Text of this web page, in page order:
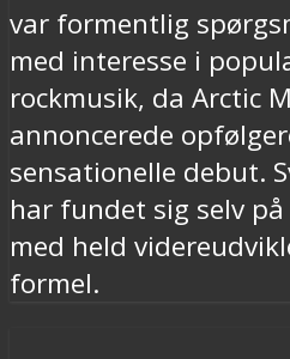
var formentlig
med interesse i
rockmusik, da Arctic
annoncerede
sensationelle debut.
har fundet sig selv
med held
formel.